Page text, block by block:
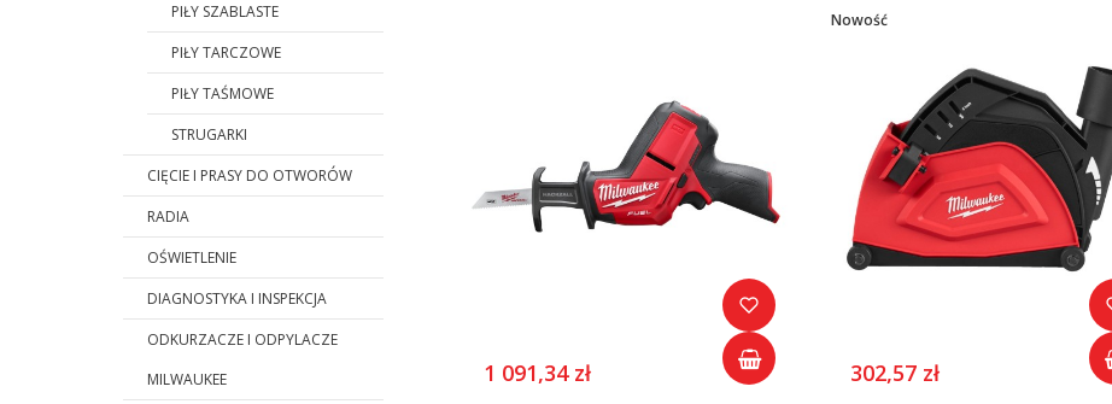
PIŁY SZABLASTE
PIŁY TARCZOWE
PIŁY TAŚMOWE
STRUGARKI
CIĘCIE I PRASY DO OTWORÓW
RADIA
OŚWIETLENIE
DIAGNOSTYKA I INSPEKCJA
ODKURZACZE I ODPYLACZE
MILWAUKEE
1 091,34 zł
Nowość
302,57 zł